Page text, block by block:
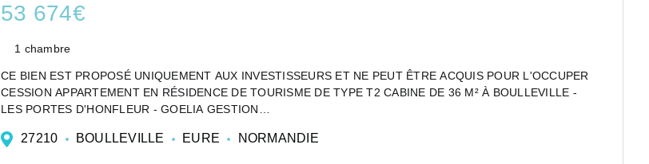
53 674€
1 chambre
CE BIEN EST PROPOSÉ UNIQUEMENT AUX INVESTISSEURS ET NE PEUT ÊTRE ACQUIS POUR L'OCCUPER
CESSION APPARTEMENT EN RÉSIDENCE DE TOURISME DE TYPE T2 CABINE DE 36 M² À BOULLEVILLE -
LES PORTES D'HONFLEUR - GOELIA GESTION
27210 BOULLEVILLE EURE NORMANDIE